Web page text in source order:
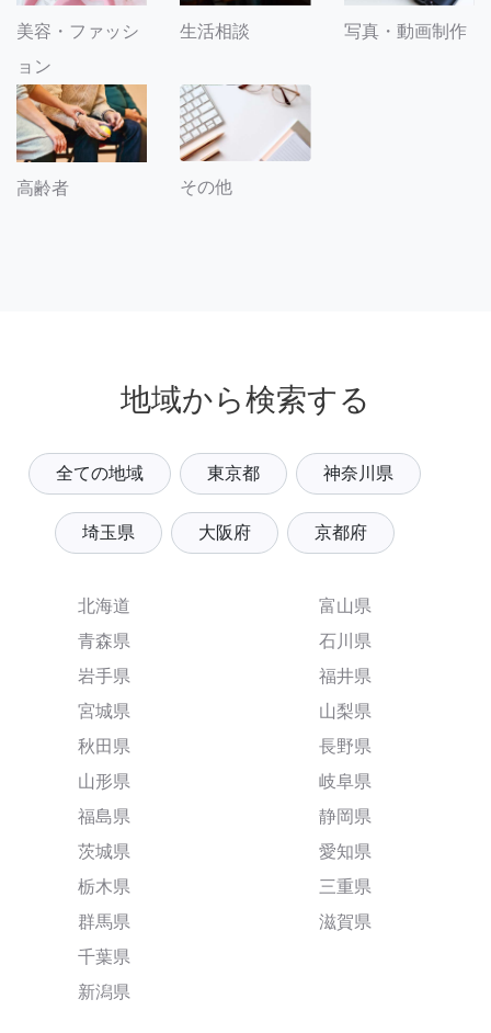
美容・ファッシ
ョン
生活相談 写真・動画制作
高齢者 その他
地域から検索する
全ての地域 東京都 神奈川県
埼玉県 大阪府 京都府
北海道
青森県
岩手県
宮城県
秋田県
山形県
福島県
茨城県
栃木県
群馬県
千葉県
新潟県
富山県
石川県
福井県
山梨県
長野県
岐阜県
静岡県
愛知県
三重県
滋賀県